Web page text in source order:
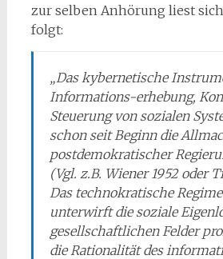
zur selben Anhörung liest
folgt:
„Das kybernetische
Informations-erhebung,
Steuerung von sozialen
schon seit Beginn die
postdemokratischer
(Vgl. z.B. Wiener 1952 oder
Das technokratische
unterwirft die soziale
gesellschaftlichen Felder
die Rationalität des